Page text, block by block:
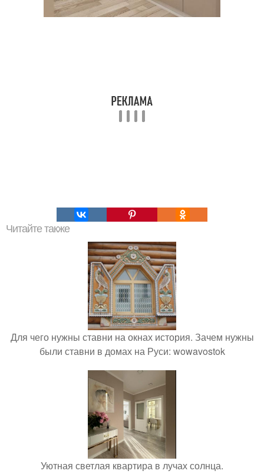
Читайте также
Для чего нужны ставни на окнах история. Зачем нужны
были ставни в домах на Руси: wowavostok
Уютная светлая квартира в лучах солнца.